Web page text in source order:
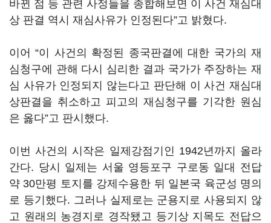
바뀐 점 등 관련 사정들을 종합해보면 이 사건 재심대
상 판결 역시 재심사유가 인정된다”고 밝혔다.
이어 “이 사건의 확정된 종국판결에 대한 국가의 재
심청구에 관해 다시 심리한 결과 국가가 주장하는 재
심 사유가 인정되지 않는다고 판단해 이 사건 재심대
상판결을 취소하고 피고의 재심청구를 기각한 원심
은 옳다”고 판시했다.
이번 사건의 시작은 일제강점기인 1942년까지 올라
간다. 당시 일제는 서울 영등포구 구로동 일대 전답
약 30만평 토지를 강제수용한 뒤 일본국 육군성 명의
로 등기했다. 그러나 실제로는 군용지로 사용되지 않
고 원래의 농경지로 경작됐고 등기상 지목도 전답으